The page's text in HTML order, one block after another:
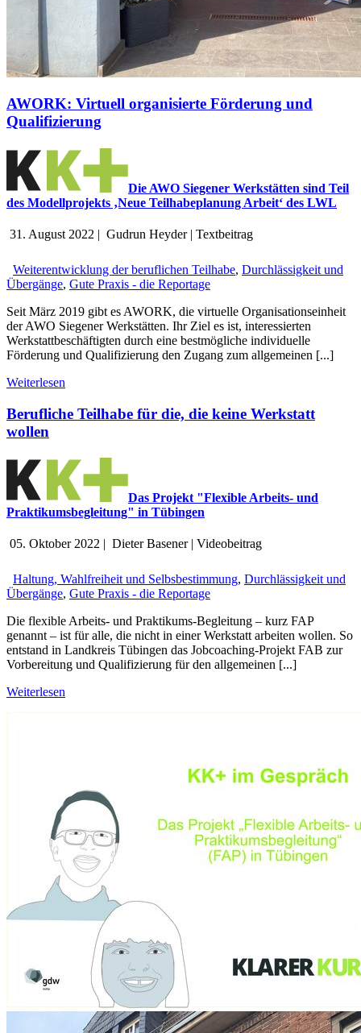
AWORK: Virtuell organisierte Förderung und
Qualifizierung
Die AWO Siegener Werkstätten sind Teil
des Modellprojekts ‚Neue Teilhabeplanung Arbeit‘ des LWL
31. August 2022 | Gudrun Heyder| Textbeitrag
Weiterentwicklung der beruflichen Teilhabe, Durchlässigkeit und
Übergänge, Gute Praxis - die Reportage
Seit März 2019 gibt es AWORK, die virtuelle Organisationseinheit
der AWO Siegener Werkstätten. Ihr Ziel es ist, interessierten
Werkstattbeschäftigten durch eine bestmögliche individuelle
Förderung und Qualifizierung den Zugang zum allgemeinen [...]
Weiterlesen
Berufliche Teilhabe für die, die keine Werkstatt
wollen
Das Projekt "Flexible Arbeits- und
Praktikumsbegleitung" in Tübingen
05. Oktober 2022 | Dieter Basener| Videobeitrag
Haltung, Wahlfreiheit und Selbsbestimmung, Durchlässigkeit und
Übergänge, Gute Praxis - die Reportage
Die flexible Arbeits- und Praktikums-Begleitung – kurz FAP
genannt – ist für alle, die nicht in einer Werkstatt arbeiten wollen. So
entstand in Landkreis Tübingen das Jobcoaching-Projekt FAB zur
Vorbereitung und Qualifizierung für den allgemeinen [...]
Weiterlesen